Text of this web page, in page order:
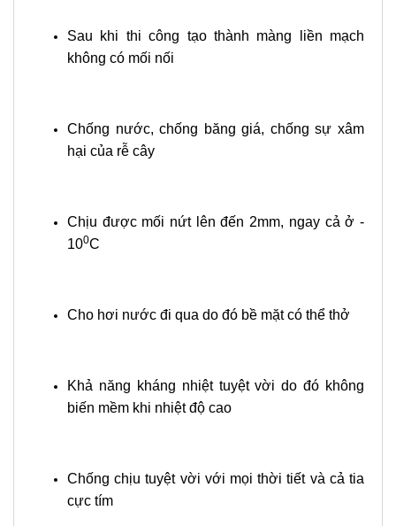
Sau khi thi công tạo thành màng liền mạch
không có mối nối
Chống nước, chống băng giá, chống sự xâm
hại của rễ cây
Chịu được mối nứt lên đến 2mm, ngay cả ở -
100C
Cho hơi nước đi qua do đó bề mặt có thể thở
Khả năng kháng nhiệt tuyệt vời do đó không
biến mềm khi nhiệt độ cao
Chống chịu tuyệt vời với mọi thời tiết và cả tia
cực tím